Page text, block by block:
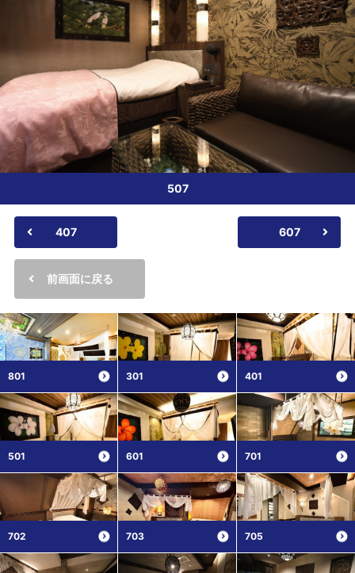
507
407 607
前画面に戻る
801 301 401
501 601 701
702 703 705